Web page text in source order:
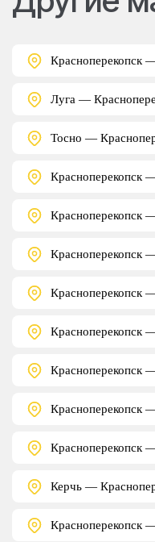
Красноперекопск
Луга —
Тосно —
Красноперекопск
Красноперекопск
Красноперекопск
Красноперекопск
Красноперекопск
Красноперекопск
Красноперекопск
Красноперекопск
Керчь —
Красноперекопск